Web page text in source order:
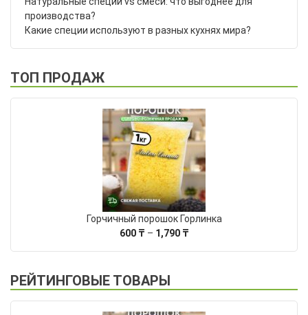
производства?
Какие специи используют в разных кухнях мира?
ТОП ПРОДАЖ
Горчичный порошок Горлинка
600 ₸ – 1,790 ₸Диапазон
1,790 ₸
РЕЙТИНГОВЫЕ ТОВАРЫ